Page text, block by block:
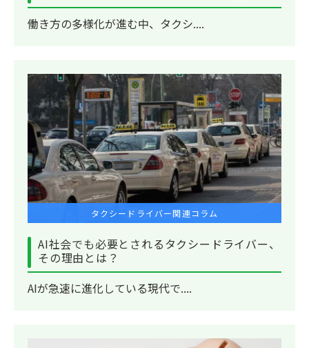
働き方の多様化が進む中、タクシ....
タクシードライバー関連コラム
AI社会でも必要とされるタクシードライバー、
その理由とは？
AIが急速に進化している現代で....